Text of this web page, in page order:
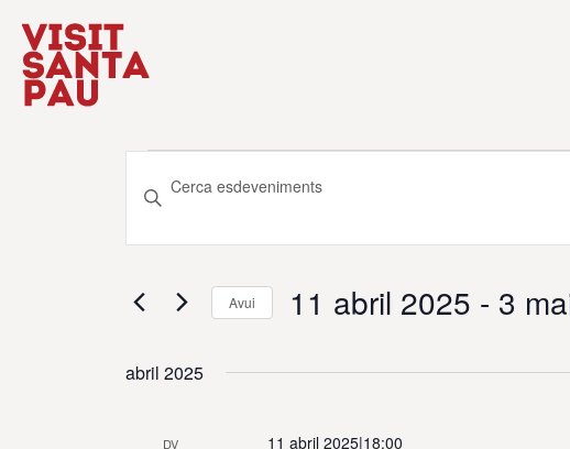
Esdeveniments
visual
i
cerca
d'Esdeveniments
Introduïu
Cerqueu
paraula
Avui 11 abril 2025 - 3
una
abril 2025
DV 11 abril 2025|18:00